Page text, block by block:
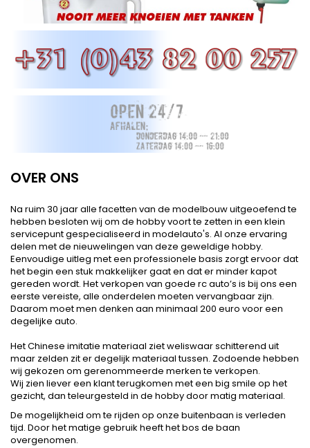
OVER ONS
Na ruim 30 jaar alle facetten van de modelbouw uitgeoefend te
hebben besloten wij om de hobby voort te zetten in een klein
servicepunt gespecialiseerd in modelauto's. Al onze ervaring
delen met de nieuwelingen van deze geweldige hobby.
Eenvoudige uitleg met een professionele basis zorgt ervoor dat
het begin een stuk makkelijker gaat en dat er minder kapot
gereden wordt. Het verkopen van goede rc auto’s is bij ons een
eerste vereiste, alle onderdelen moeten vervangbaar zijn.
Daarom moet men denken aan minimaal 200 euro voor een
degelijke auto.
Het Chinese imitatie materiaal ziet weliswaar schitterend uit
maar zelden zit er degelijk materiaal tussen. Zodoende hebben
wij gekozen om gerenommeerde merken te verkopen.
Wij zien liever een klant terugkomen met een big smile op het
gezicht, dan teleurgesteld in de hobby door matig materiaal.
De mogelijkheid om te rijden op onze buitenbaan is verleden
tijd. Door het matige gebruik heeft het bos de baan
overgenomen.